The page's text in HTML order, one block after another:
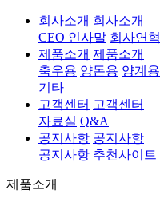
회사소개 회사소개
CEO 인사말 회사연혁
제품소개 제품소개
축우용 양돈용 양계용
기타
고객센터 고객센터
자료실 Q&A
공지사항 공지사항
공지사항 추천사이트
제품소개